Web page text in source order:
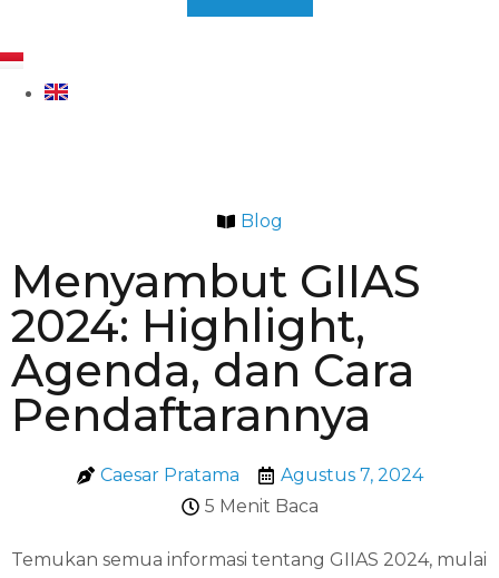
Blog
Menyambut GIIAS
2024: Highlight,
Agenda, dan Cara
Pendaftarannya
Caesar Pratama
Agustus 7, 2024
5 Menit Baca
Temukan semua informasi tentang GIIAS 2024, mulai